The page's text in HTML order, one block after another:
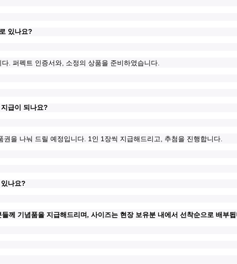
있나요?
다. 퍼펙트 인증서와, 소정의 상품을 준비하였습니다.
급이 되나요?
권을 나눠 드릴 예정입니다. 1인 1장씩 지급해드리고, 추첨을 진행합니다.
나요?
께 기념품을 지급해드리며, 사이즈는 현장 보유분 내에서 선착순으로 배부됩